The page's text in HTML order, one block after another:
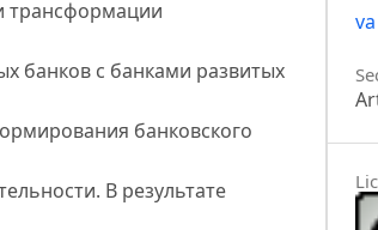
трансформации
банков с банками развитых
банковского
В результате